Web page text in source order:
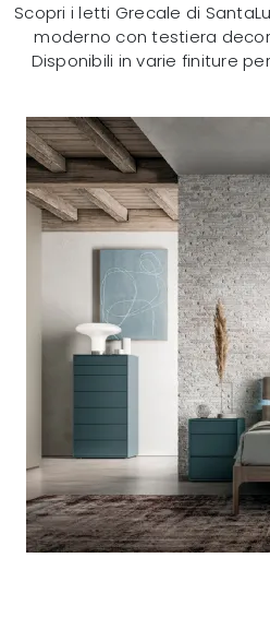
Scopri i letti Grecale di
moderno con testiera
Disponibili in varie finiture